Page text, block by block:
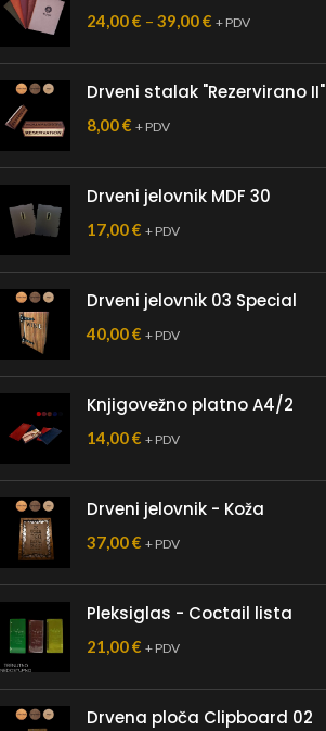
24,00€ – 39,00€ + PDV
Drveni stalak "Rezervirano II"
8,00€ + PDV
Drveni jelovnik MDF 30
17,00€ + PDV
Drveni jelovnik 03 Special
40,00€ + PDV
Knjigovežno platno A4/2
14,00€ + PDV
Drveni jelovnik - Koža
37,00€ + PDV
Pleksiglas - Coctail lista
21,00€ + PDV
Drvena ploča Clipboard 02